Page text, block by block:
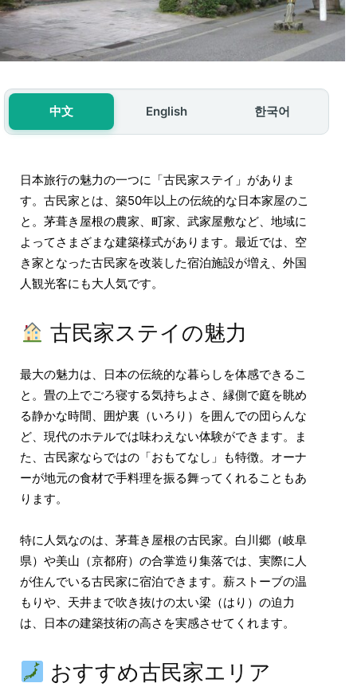
中文 English 한국어
日本旅行の魅力の一つに「古民家ステイ」がありま
す。古民家とは、築50年以上の伝統的な日本家屋のこ
と。茅葺き屋根の農家、町家、武家屋敷など、地域に
よってさまざまな建築様式があります。最近では、空
き家となった古民家を改装した宿泊施設が増え、外国
人観光客にも大人気です。
古民家ステイの魅力
最大の魅力は、日本の伝統的な暮らしを体感できるこ
と。畳の上でごろ寝する気持ちよさ、縁側で庭を眺め
る静かな時間、囲炉裏（いろり）を囲んでの団らんな
ど、現代のホテルでは味わえない体験ができます。ま
た、古民家ならではの「おもてなし」も特徴。オーナ
ーが地元の食材で手料理を振る舞ってくれることもあ
ります。
特に人気なのは、茅葺き屋根の古民家。白川郷（岐阜
県）や美山（京都府）の合掌造り集落では、実際に人
が住んでいる古民家に宿泊できます。薪ストーブの温
もりや、天井まで吹き抜けの太い梁（はり）の迫力
は、日本の建築技術の高さを実感させてくれます。
おすすめ古民家エリア